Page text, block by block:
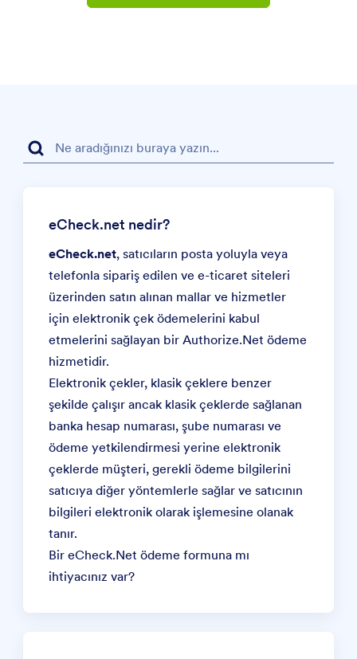
eCheck.net nedir?
eCheck.net, satıcıların posta yoluyla veya
telefonla sipariş edilen ve e-ticaret siteleri
üzerinden satın alınan mallar ve hizmetler
için elektronik çek ödemelerini kabul
etmelerini sağlayan birAuthorize.Net ödeme
hizmetidir.
Elektronik çekler, klasik çeklere benzer
şekilde çalışır ancak klasik çeklerde sağlanan
banka hesap numarası, şube numarası ve
ödeme yetkilendirmesi yerine elektronik
çeklerde müşteri, gerekli ödeme bilgilerini
satıcıya diğer yöntemlerle sağlar ve satıcının
bilgileri elektronik olarak işlemesine olanak
tanır.
BireCheck.Net ödeme formuna mı
ihtiyacınız var?